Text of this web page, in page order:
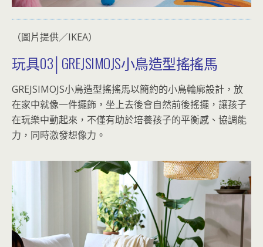
（圖片提供／IKEA）
玩具03│GREJSIMOJS小鳥造型搖搖馬
GREJSIMOJS小鳥造型搖搖馬以簡約的小鳥輪廓設計，放
在家中就像一件擺飾，坐上去後會自然前後搖擺，讓孩子
在玩樂中動起來，不僅有助於培養孩子的平衡感、協調能
力，同時激發想像力。